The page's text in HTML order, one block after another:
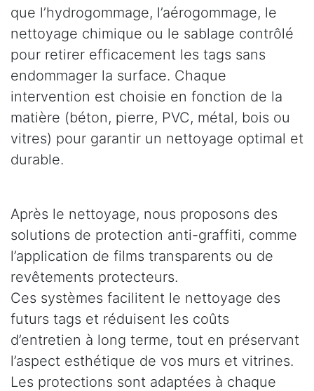
que l’hydrogommage, l’aérogommage, le
nettoyage chimique ou le sablage contrôlé
pour retirer efficacement les tags sans
endommager la surface. Chaque
intervention est choisie en fonction de la
matière (béton, pierre, PVC, métal, bois ou
vitres) pour garantir un nettoyage optimal et
durable.
Après le nettoyage, nous proposons des
solutions de protection anti-graffiti, comme
l’application de films transparents ou de
revêtements protecteurs.
Ces systèmes facilitent le nettoyage des
futurs tags et réduisent les coûts
d’entretien à long terme, tout en préservant
l’aspect esthétique de vos murs et vitrines.
Les protections sont adaptées à chaque